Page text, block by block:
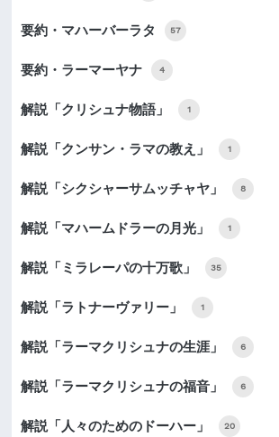
要約・マハーバーラタ 57
要約・ラーマーヤナ 4
解説「クリシュナ物語」 1
解説「クンサン・ラマの教え」 1
解説「シクシャーサムッチャヤ」 8
解説「マハームドラーの月光」 1
解説「ミラレーパの十万歌」 35
解説「ラトナーヴァリー」 1
解説「ラーマクリシュナの生涯」 6
解説「ラーマクリシュナの福音」 6
解説「人々のためのドーハー」 20